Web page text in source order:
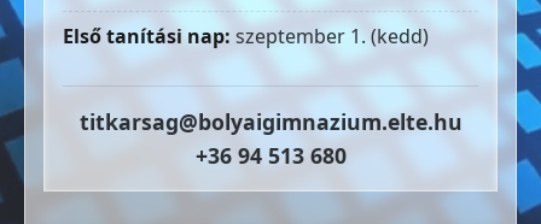
Első tanítási nap: szeptember 1. (kedd)
titkarsag@bolyaigimnazium.elte.hu
+36 94 513 680